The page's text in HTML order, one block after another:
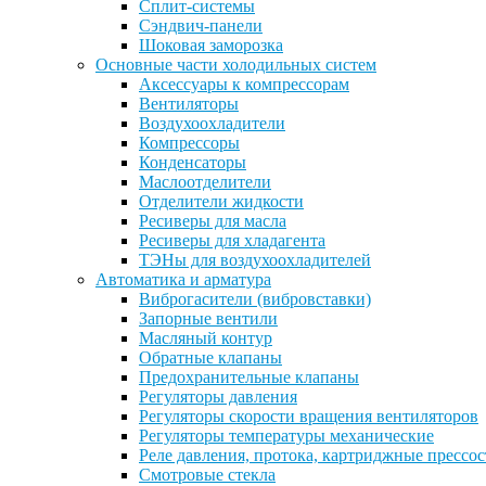
Сплит-системы
Сэндвич-панели
Шоковая заморозка
Основные части холодильных систем
Аксессуары к компрессорам
Вентиляторы
Воздухоохладители
Компрессоры
Конденсаторы
Маслоотделители
Отделители жидкости
Ресиверы для масла
Ресиверы для хладагента
ТЭНы для воздухоохладителей
Автоматика и арматура
Виброгасители (вибровставки)
Запорные вентили
Масляный контур
Обратные клапаны
Предохранительные клапаны
Регуляторы давления
Регуляторы скорости вращения вентиляторов
Регуляторы температуры механические
Реле давления, протока, картриджные
Смотровые стекла